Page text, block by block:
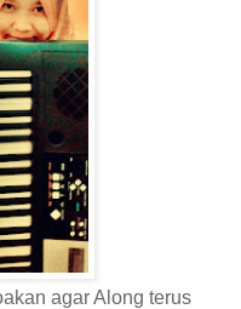
agar Along terus